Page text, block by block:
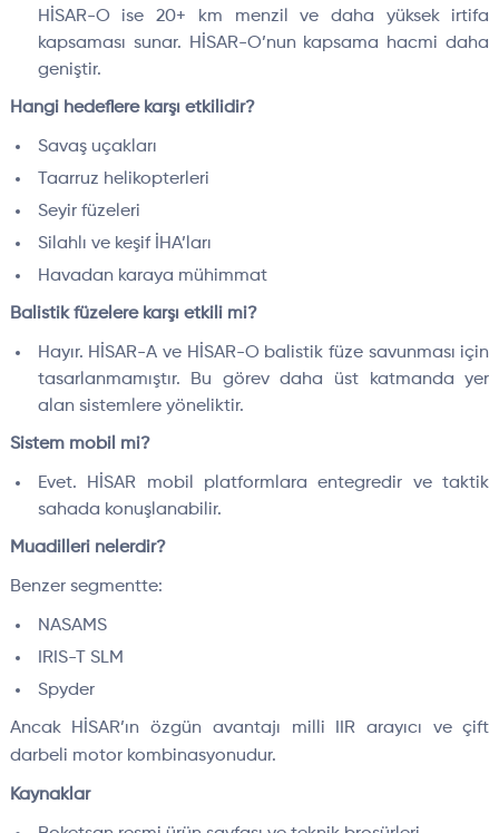
HİSAR-O ise 20+ km menzil ve daha yüksek irtifa
kapsaması sunar. HİSAR-O’nun kapsama hacmi daha
geniştir.
Hangi hedeflere karşı etkilidir?
Savaş uçakları
Taarruz helikopterleri
Seyir füzeleri
Silahlı ve keşif İHA’ları
Havadan karaya mühimmat
Balistik füzelere karşı etkili mi?
Hayır. HİSAR-A ve HİSAR-O balistik füze savunması için
tasarlanmamıştır. Bu görev daha üst katmanda yer
alan sistemlere yöneliktir.
Sistem mobil mi?
Evet. HİSAR mobil platformlara entegredir ve taktik
sahada konuşlanabilir.
Muadilleri nelerdir?
Benzer segmentte:
NASAMS
IRIS-T SLM
Spyder
Ancak HİSAR’ın özgün avantajı milli IIR arayıcı ve çift
darbeli motor kombinasyonudur.
Kaynaklar